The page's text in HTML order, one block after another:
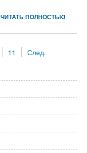
ЧИТАТЬ ПОЛНОСТЬЮ
11 След.